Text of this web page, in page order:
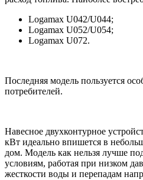
Logamax U042/U044;
Logamax U052/U054;
Logamax U072.
Последняя модель пользуется
потребителей.
Навесное двухконтурное
кВт идеально впишется в
дом. Модель как нельзя лучше
условиям, работая при низком
жесткости воды и перепадам